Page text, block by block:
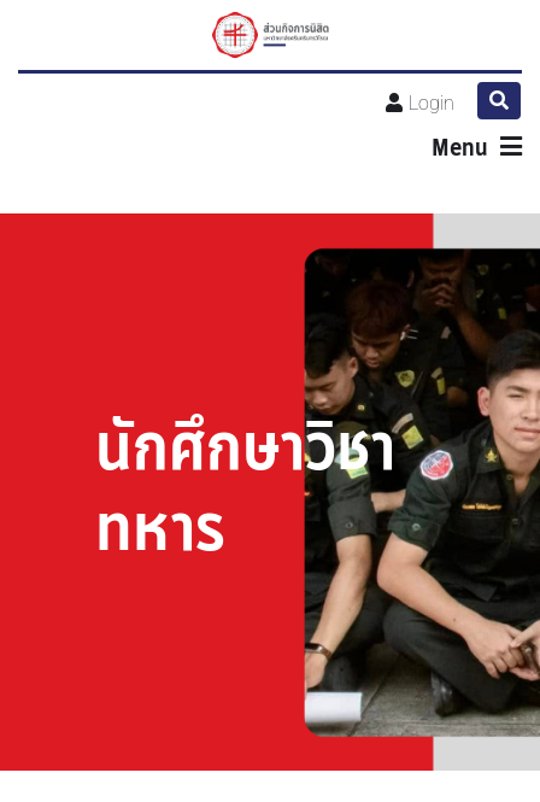
Login
Menu
นักศึกษาวิชา
ทหาร